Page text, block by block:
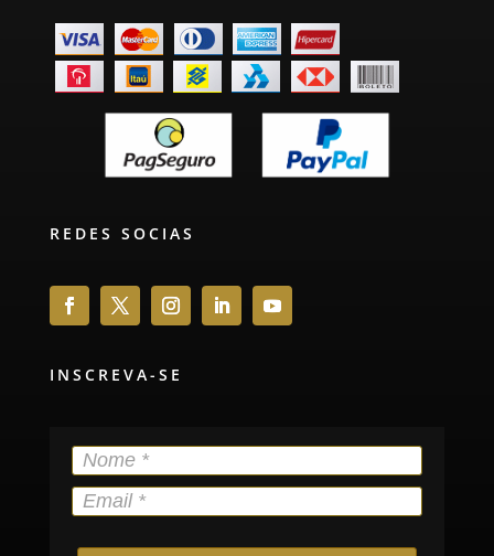
REDES SOCIAS
INSCREVA-SE